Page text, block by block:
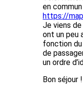
en commun
https://
Je viens
ont un peu
fonction
de
un ordre
Bon séjour !